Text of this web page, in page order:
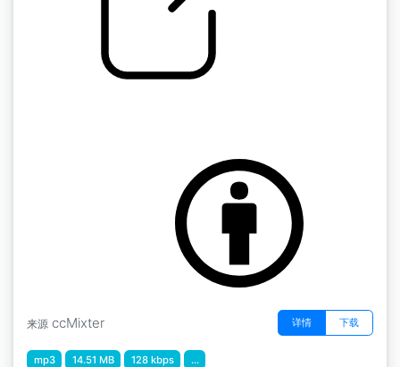
来源 ccMixter 详情 下载
mp3 14.51 MB 128 kbps ...